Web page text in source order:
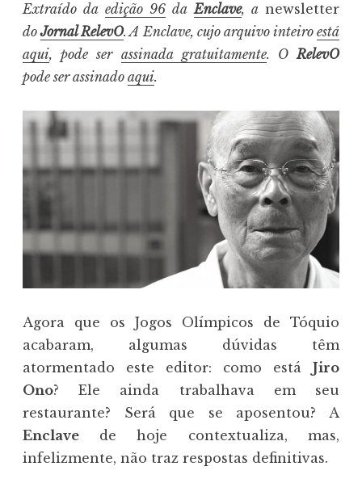
Extraído da edição 96 da Enclave, a newsletter
doJornal RelevO. A Enclave, cujo arquivo inteiro está
aqui, pode ser assinada gratuitamente. ORelevO
pode ser assinado aqui.
Agora que os Jogos Olímpicos de Tóquio
acabaram, algumas dúvidas têm
atormentado este editor: como está Jiro
Ono? Ele ainda trabalhava em seu
restaurante? Será que se aposentou? A
Enclave de hoje contextualiza, mas,
infelizmente, não traz respostas definitivas.